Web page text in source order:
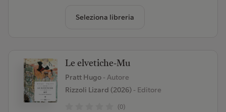
Seleziona libreria
Le elvetiche-Mu
Pratt Hugo - Autore
Rizzoli Lizard (2026)- Editore
(0)